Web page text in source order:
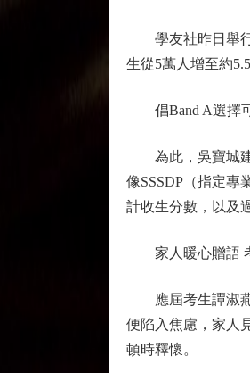
學友社昨日舉行
生從5萬人增至約
倡Band A選擇可
為此，吳寶城建
像SSSDP（指定
計收生分數，以及
家人暖心贈語
應屆考生譚淑燕
便陷入焦慮，家人
頓時釋懷。